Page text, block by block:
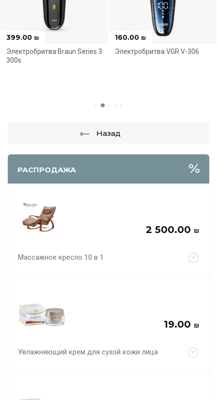
РАСПРОДАЖА
2 500.00 ₪
Массажное кресло 10 в 1
19.00 ₪
Увлажняющий крем для сухой кожи лица
3
Новинка
Спецпредложение
160.00
Электробритва VGR V-306
Новинка
Спецпредложение
250.00₪
Электробритва Philips
Назад